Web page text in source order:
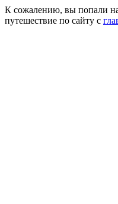
К сожалению, вы попали
путешествие по сайту с